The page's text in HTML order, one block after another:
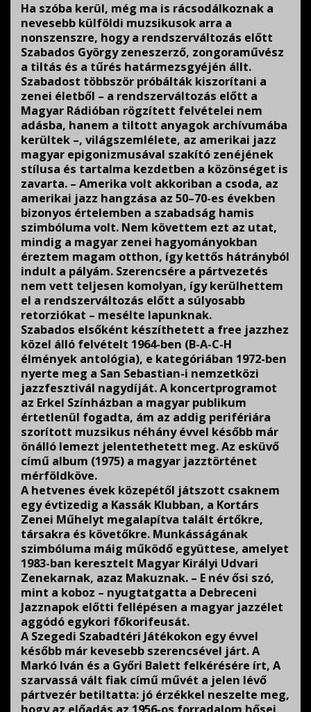
Ha szóba kerül, még ma is rácsodálkoznak a
nevesebb külföldi muzsikusok arra a
nonszenszre, hogy a rendszerváltozás előtt
Szabados György zeneszerző, zongoraművész
a tiltás és a tűrés határmezsgyéjén állt.
Szabadost többször próbálták kiszorítani a
zenei életből – a rendszerváltozás előtt a
Magyar Rádióban rögzített felvételei nem
adásba, hanem a tiltott anyagok archívumába
kerültek –, világszemlélete, az amerikai jazz
magyar epigonizmusával szakító zenéjének
stílusa és tartalma kezdetben a közönséget is
zavarta. – Amerika volt akkoriban a csoda, az
amerikai jazz hangzása az 50–70-es években
bizonyos értelemben a szabadság hamis
szimbóluma volt. Nem követtem ezt az utat,
mindig a magyar zenei hagyományokban
éreztem magam otthon, így kettős hátrányból
indult a pályám. Szerencsére a pártvezetés
nem vett teljesen komolyan, így kerülhettem
el a rendszerváltozás előtt a súlyosabb
retorziókat – mesélte lapunknak.
Szabados elsőként készíthetett a free jazzhez
közel álló felvételt 1964-ben (B-A-C-H
élmények antológia), e kategóriában 1972-ben
nyerte meg a San Sebastian-i nemzetközi
jazzfesztivál nagydíját. A koncertprogramot
az Erkel Színházban a magyar publikum
értetlenül fogadta, ám az addig perifériára
szorított muzsikus néhány évvel később már
önálló lemezt jelentethetett meg. Az esküvő
című album (1975) a magyar jazztörténet
mérföldköve.
A hetvenes évek közepétől játszott csaknem
egy évtizedig a Kassák Klubban, a Kortárs
Zenei Műhelyt megalapítva talált értőkre,
társakra és követőkre. Munkásságának
szimbóluma máig működő együttese, amelyet
1983-ban keresztelt Magyar Királyi Udvari
Zenekarnak, azaz Makuznak. – E név ősi szó,
mint a koboz – nyugtatgatta a Debreceni
Jazznapok előtti fellépésen a magyar jazzélet
aggódó egykori főkorifeusát.
A Szegedi Szabadtéri Játékokon egy évvel
később már kevesebb szerencsével járt. A
Markó Iván és a Győri Balett felkérésére írt, A
szarvassá vált fiak című művét a jelen lévő
pártvezér betiltatta: jó érzékkel neszelte meg,